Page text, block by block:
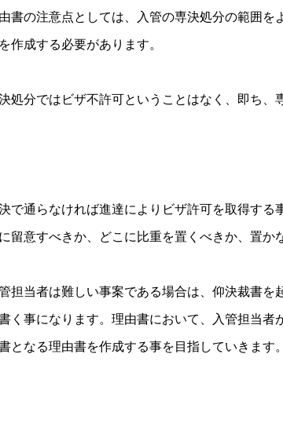
書の注意点としては、入管の専決処分の範囲
作成する必要があります。
処分ではビザ不許可ということはなく、即ち、
で通らなければ進達によりビザ許可を取得す
留意すべきか、どこに比重を置くべきか、置か
担当者は難しい事案である場合は、仰決裁書
く事になります。理由書において、入管担当
となる理由書を作成する事を目指していきます。